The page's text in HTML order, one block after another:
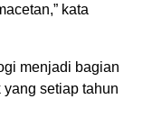
kata
menjadi bagian
setiap tahun